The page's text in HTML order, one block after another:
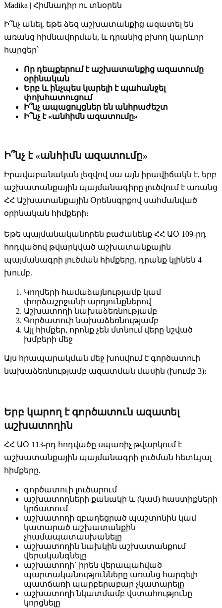
Madika | Հիմնադիր ու տնօրեն
Ի՞նչ անել, եթե ձեզ աշխատանքից ազատել են
առանց հիմնավորման, և դրանից բխող կարևոր
հարցեր՝
Որ դեպքերում է աշխատանքից ազատումը
օրինական
Երբ և ինչպես կարելի է պահանջել
փոխհատուցում
Ի՞նչ ապացույցներ են անհրաժեշտ
Ի՞նչ է «անհիմն ազատումը»
Ի՞նչ է «անհիմն ազատումը»
Իրավաբանական լեզվով սա այն իրավիճակն է, երբ
աշխատանքային պայմանագիրը լուծվում է առանց
ՀՀ Աշխատանքային Օրենսգրքով սահմանված
օրինական հիմքերի։
Եթե պայմանականորեն բաժանենք ՀՀ ԱՕ 109-րդ
հոդվածով թվարկված աշխատանքային
պայմանագրի լուծման հիմքերը, դրանք կլինեն 4
խումբ.
Կողմերի համաձայնությամբ կամ
փորձաշրջանի արդյունքներով
Աշխատողի նախաձեռնությամբ
Գործատուի նախաձեռնությամբ
Այլ հիմքեր, որոնք չեն մտնում վերը նշված
խմբերի մեջ
Այս հրապարակման մեջ խոսվում է գործատուի
նախաձեռնությամբ ազատման մասին (խումբ 3)։
Երբ կարող է գործատուն ազատել
աշխատողին
ՀՀ ԱՕ 113-րդ հոդվածը սպառիչ թվարկում է
աշխատանքային պայմանագրի լուծման հետևյալ
հիմքերը.
գործատուի լուծարում
աշխատողների քանակի և (կամ) հաստիքների
կրճատում
աշխատողի զբաղեցրած պաշտոնին կամ
կատարած աշխատանքին
չհամապատասխանելը
աշխատողին նախկին աշխատանքում
վերականգնելը
աշխատողի` իրեն վերապահված
պարտականությունները առանց հարգելի
պատճառի պարբերաբար չկատարելը
աշխատողի նկատմամբ վստահությունը
կորցնելը